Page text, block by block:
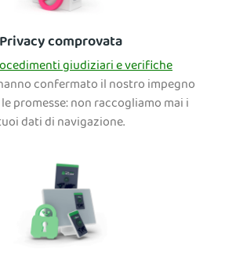
Privacy comprovata
giudiziari e verifiche
confermato il nostro impegno
promesse: non raccogliamo mai i
dati di navigazione.